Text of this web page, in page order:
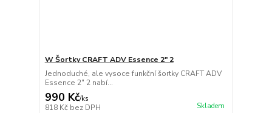
W Šortky CRAFT ADV Essence 2" 2
Jednoduché, ale vysoce funkční šortky CRAFT ADV
Essence 2" 2 nabí...
990 Kč/ks
818 Kč bez DPH Skladem